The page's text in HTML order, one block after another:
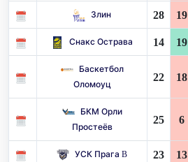
Злин 28 19
Снакс Острава 14 19
Баскетбол
Оломоуц
22 18
БКМ Орли
Простеёв
25 6
УСК Прага B 23 13